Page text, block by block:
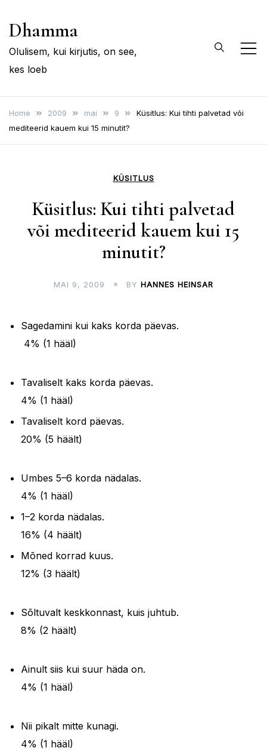
Dhamma
Olulisem, kui kirjutis, on see,
kes loeb
Home 2009 mai 9
Küsitlus: Kui tihti palvetad või
mediteerid kauem kui 15 minutit?
KÜSITLUS
Küsitlus: Kui tihti palvetad
või mediteerid kauem kui 15
minutit?
MAI 9, 2009 BY HANNES HEINSAR
Sagedamini kui kaks korda päevas.
4% (1 hääl)
Tavaliselt kaks korda päevas.
4% (1 hääl)
Tavaliselt kord päevas.
20% (5 häält)
Umbes 5–6 korda nädalas.
4% (1 hääl)
1–2 korda nädalas.
16% (4 häält)
Mõned korrad kuus.
12% (3 häält)
Sõltuvalt keskkonnast, kuis juhtub.
8% (2 häält)
Ainult siis kui suur häda on.
4% (1 hääl)
Nii pikalt mitte kunagi.
4% (1 hääl)